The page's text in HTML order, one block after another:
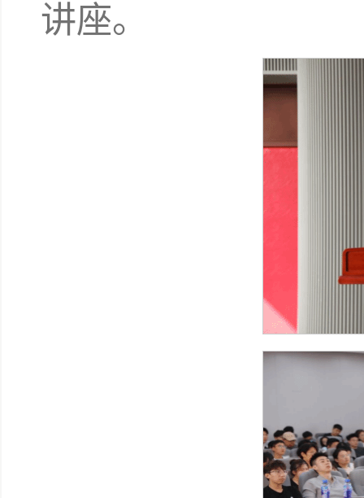
讲座。